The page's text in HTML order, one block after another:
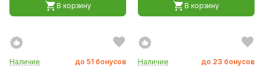
В корзину В корзину
Наличие до 51 бонусов
Наличие до 23 бонусов